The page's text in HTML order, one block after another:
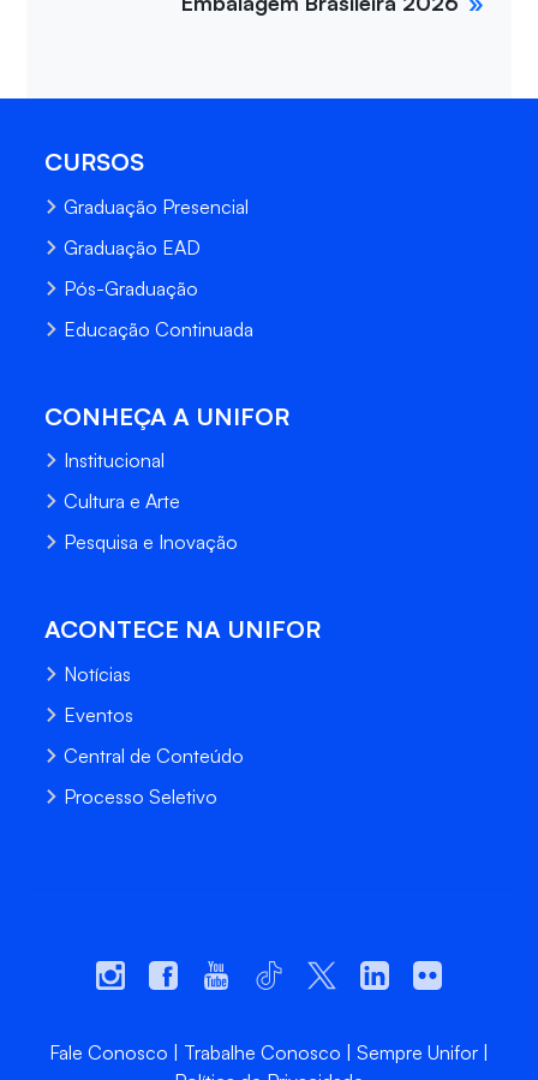
CURSOS
Graduação Presencial
Graduação EAD
Pós-Graduação
Educação Continuada
CONHEÇA A UNIFOR
Institucional
Cultura e Arte
Pesquisa e Inovação
ACONTECE NA UNIFOR
Notícias
Eventos
Central de Conteúdo
Processo Seletivo
Fale Conosco Trabalhe Conosco
Sempre Unifor